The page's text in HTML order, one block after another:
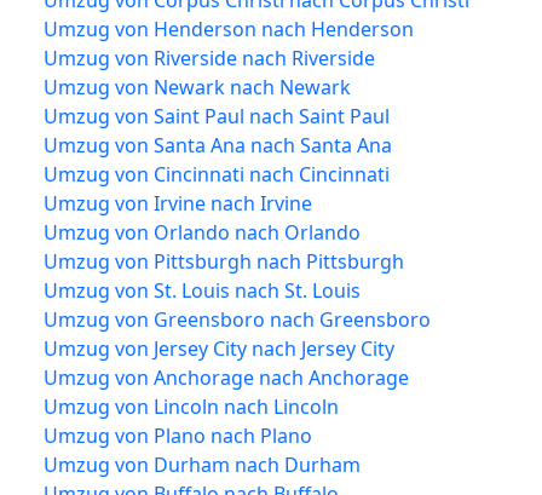
Umzug von Henderson nach Henderson
Umzug von Riverside nach Riverside
Umzug von Newark nach Newark
Umzug von Saint Paul nach Saint Paul
Umzug von Santa Ana nach Santa Ana
Umzug von Cincinnati nach Cincinnati
Umzug von Irvine nach Irvine
Umzug von Orlando nach Orlando
Umzug von Pittsburgh nach Pittsburgh
Umzug von St. Louis nach St. Louis
Umzug von Greensboro nach Greensboro
Umzug von Jersey City nach Jersey City
Umzug von Anchorage nach Anchorage
Umzug von Lincoln nach Lincoln
Umzug von Plano nach Plano
Umzug von Durham nach Durham